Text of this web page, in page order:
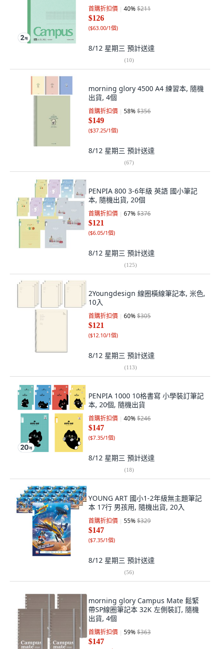
首購折扣價 40%$211
$126
($63.00/1個)
8/12 星期三 預計送達
(10)
morning glory 4500 A4 練習本, 隨機
出貨, 4個
首購折扣價 58%$356
$149
($37.25/1個)
8/12 星期三 預計送達
(67)
PENPIA 800 3-6年級 英語 國小筆記
本, 隨機出貨, 20個
首購折扣價 67%$376
$121
($6.05/1個)
8/12 星期三 預計送達
(125)
2Youngdesign 線圈橫線筆記本, 米色,
10入
首購折扣價 60%$305
$121
($12.10/1個)
8/12 星期三 預計送達
(113)
PENPIA 1000 10格書寫 小學裝訂筆記
本, 20個, 隨機出貨
首購折扣價 40%$246
$147
($7.35/1個)
8/12 星期三 預計送達
(18)
YOUNG ART 國小1-2年級無主題筆記
本 17行 男孩用, 隨機出貨, 20入
首購折扣價 55%$329
$147
($7.35/1個)
8/12 星期三 預計送達
(56)
morning glory Campus Mate 鬆緊
帶SP線圈筆記本 32K 左側裝訂, 隨機
出貨, 4個
首購折扣價 59%$363
$147